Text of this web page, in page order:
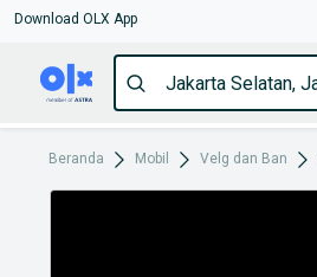
Download OLX App
Beranda Mobil Velg dan Ban